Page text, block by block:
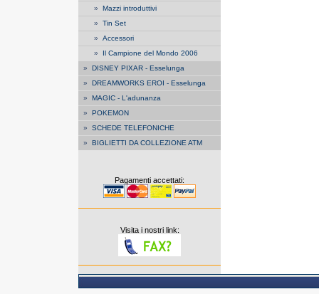
» Mazzi introduttivi
» Tin Set
» Accessori
» Il Campione del Mondo 2006
» DISNEY PIXAR - Esselunga
» DREAMWORKS EROI - Esselunga
» MAGIC - L'adunanza
» POKEMON
» SCHEDE TELEFONICHE
» BIGLIETTI DA COLLEZIONE ATM
Pagamenti accettati:
Visita i nostri link: